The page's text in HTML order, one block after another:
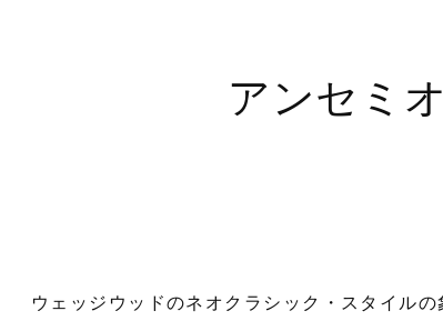
アンセミ
ウェッジウッドのネオクラシック・スタイルの